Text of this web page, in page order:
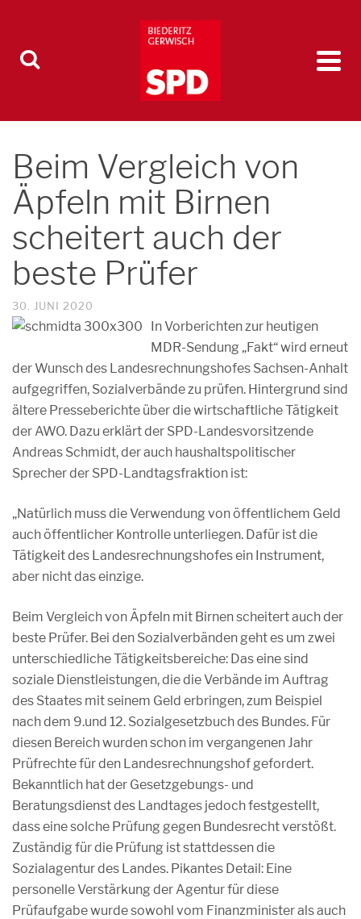
Beim Vergleich von
Äpfeln mit Birnen
scheitert auch der
beste Prüfer
30. JUNI 2020
In Vorberichten zur heutigen
MDR-Sendung „Fakt“ wird erneut
der Wunsch des Landesrechnungshofes Sachsen-Anhalt
aufgegriffen, Sozialverbände zu prüfen. Hintergrund sind
ältere Presseberichte über die wirtschaftliche Tätigkeit
der AWO. Dazu erklärt der SPD-Landesvorsitzende
Andreas Schmidt, der auch haushaltspolitischer
Sprecher der SPD-Landtagsfraktion ist:
„Natürlich muss die Verwendung von öffentlichem Geld
auch öffentlicher Kontrolle unterliegen. Dafür ist die
Tätigkeit des Landesrechnungshofes ein Instrument,
aber nicht das einzige.
Beim Vergleich von Äpfeln mit Birnen scheitert auch der
beste Prüfer. Bei den Sozialverbänden geht es um zwei
unterschiedliche Tätigkeitsbereiche: Das eine sind
soziale Dienstleistungen, die die Verbände im Auftrag
des Staates mit seinem Geld erbringen, zum Beispiel
nach dem 9.und 12. Sozialgesetzbuch des Bundes. Für
diesen Bereich wurden schon im vergangenen Jahr
Prüfrechte für den Landesrechnungshof gefordert.
Bekanntlich hat der Gesetzgebungs- und
Beratungsdienst des Landtages jedoch festgestellt,
dass eine solche Prüfung gegen Bundesrecht verstößt.
Zuständig für die Prüfung ist stattdessen die
Sozialagentur des Landes. Pikantes Detail: Eine
personelle Verstärkung der Agentur für diese
Prüfaufgabe wurde sowohl vom Finanzminister als auch